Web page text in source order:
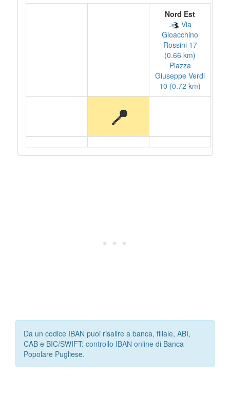
Nord Est
Via
Gioacchino
Rossini 17
(0.66 km)
Piazza
Giuseppe Verdi
10 (0.72 km)
📍
Da un codice IBAN puoi risalire a banca, filiale, ABI,
CAB e BIC/SWIFT: controllo IBAN online di Banca
Popolare Pugliese.